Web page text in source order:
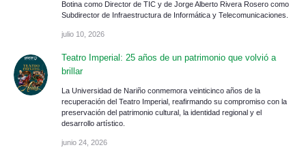
Botina como Director de TIC y de Jorge Alberto Rivera Rosero como
Subdirector de Infraestructura de Informática y Telecomunicaciones.
julio 10, 2026
Teatro Imperial: 25 años de un patrimonio que volvió a
brillar
La Universidad de Nariño conmemora veinticinco años de la
recuperación del Teatro Imperial, reafirmando su compromiso con la
preservación del patrimonio cultural, la identidad regional y el
desarrollo artístico.
junio 24, 2026